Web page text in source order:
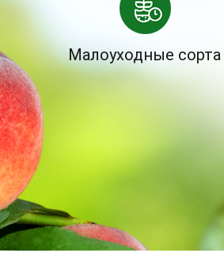
Малоуходные сорта